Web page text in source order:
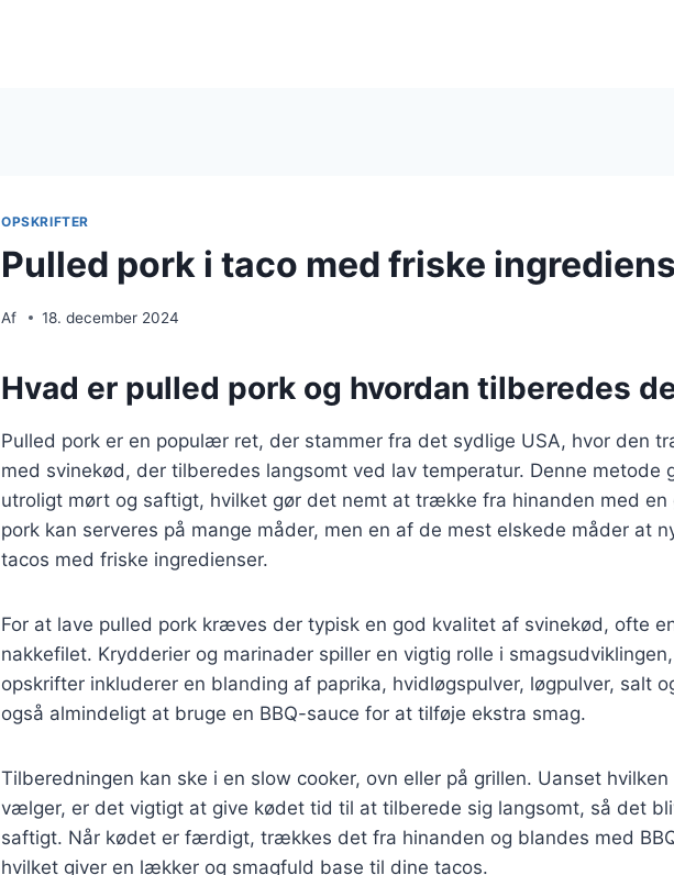
OPSKRIFTER
Pulled pork i taco med friske
Af 18. december 2024
Hvad er pulled pork og hvordan tilberedes
Pulled pork er en populær ret, der stammer fra det sydlige USA, hvor den
med svinekød, der tilberedes langsomt ved lav temperatur. Denne metode
utroligt mørt og saftigt, hvilket gør det nemt at trække fra hinanden med en
pork kan serveres på mange måder, men en af de mest elskede måder at
tacos med friske ingredienser.
For at lave pulled pork kræves der typisk en god kvalitet af svinekød, ofte
nakkefilet. Krydderier og marinader spiller en vigtig rolle i
opskrifter inkluderer en blanding af paprika, hvidløgspulver, løgpulver, salt
også almindeligt at bruge en BBQ-sauce for at tilføje ekstra smag.
Tilberedningen kan ske i en slow cooker, ovn eller på grillen. Uanset
vælger, er det vigtigt at give kødet tid til at tilberede sig langsomt, så det
saftigt. Når kødet er færdigt, trækkes det fra hinanden og blandes med
hvilket giver en lækker og smagfuld base til dine tacos.